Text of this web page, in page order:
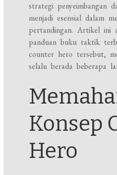
strategi penyeimbangan
menjadi esensial dalam
pertandingan. Artikel ini
panduan buku taktik
counter hero tersebut,
selalu berada beberapa
Konsep
Hero